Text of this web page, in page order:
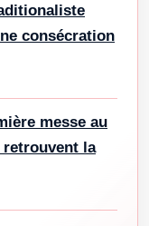
consécration
messe au
la